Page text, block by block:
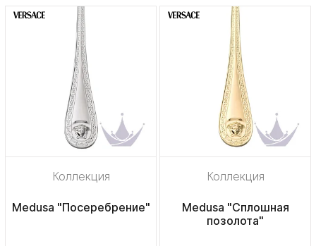
Коллекция
Medusa "Посеребрение"
Коллекция
Medusa "Сплошная
позолота"